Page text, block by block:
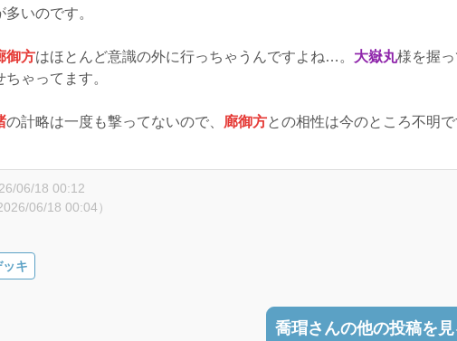
多いのです。
御方はほとんど意識の外に行っちゃうんですよね…。 大嶽丸様を握
ゃってます。
の計略は一度も撃ってないので、 廊御方との相性は今のところ不明
06/18 00:12
06/18 00:04）
キ
喬瑁さんの他の投稿を見